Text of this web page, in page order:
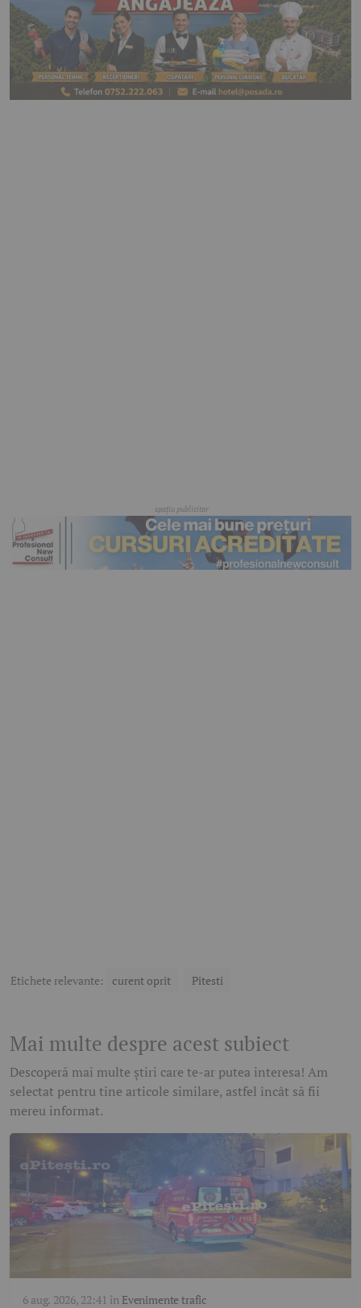
Etichete relevante: curent oprit Pitesti
Mai multe despre acest subiect
Descoperă mai multe știri care te-ar putea interesa! Am
selectat pentru tine articole similare, astfel încât să fii
mereu informat.
6 aug. 2026, 22:41 în Evenimente trafic